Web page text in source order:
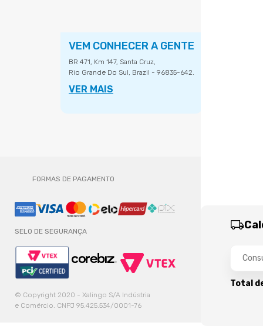
Total
VEM CONHECER A GENTE
BR 471, Km 147, Santa Cruz,
Rio Grande Do Sul, Brazil - 96835-642.
VER MAIS
© Copyright 2020 - Xalingo S/A Indústria
e Comércio. CNPJ 95.425.534/0001-76
FORMAS DE PAGAMENTO
SELO DE SEGURANÇA